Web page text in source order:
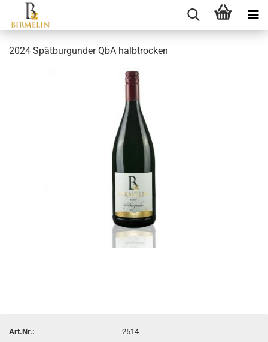
2024 Spätburgunder QbA halbtrocken
Art.Nr.:
2514